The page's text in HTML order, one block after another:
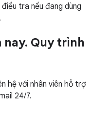
tra nếu đang dùng
.
nay. Quy trình
hệ với nhân viên hỗ trợ
24/7.